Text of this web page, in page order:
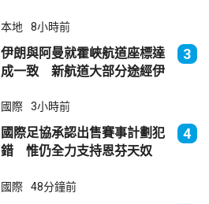
本地 8小時前
伊朗與阿曼就霍峽航道座標達
成一致 新航道大部分途經伊
3
國際 3小時前
國際足協承認出售賽事計劃犯
錯 惟仍全力支持恩芬天奴
4
國際 48分鐘前